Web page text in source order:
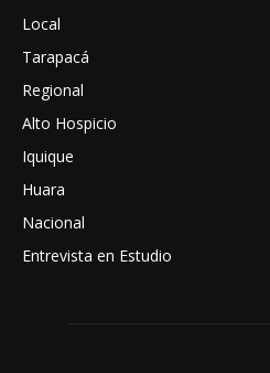
Local
Tarapacá
Regional
Alto Hospicio
Iquique
Huara
Nacional
Entrevista en Estudio